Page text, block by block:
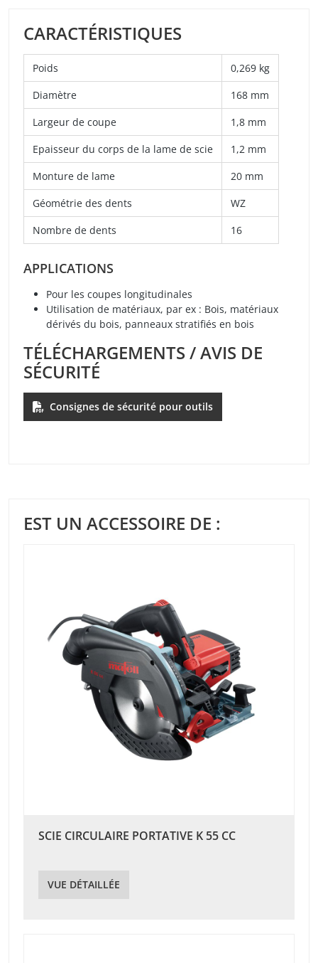
CARACTÉRISTIQUES
Poids
0,269 kg
Diamètre
168 mm
Largeur de coupe
1,8 mm
Epaisseur du corps de la lame de scie
1,2 mm
Monture de lame
20 mm
Géométrie des dents
WZ
Nombre de dents
16
APPLICATIONS
Pour les coupes longitudinales
Utilisation de matériaux, par ex : Bois, matériaux
dérivés du bois, panneaux stratifiés en bois
TÉLÉCHARGEMENTS / AVIS DE
SÉCURITÉ
Consignes de sécurité pour outils
EST UN ACCESSOIRE DE :
SCIE CIRCULAIRE PORTATIVE K 55 CC
VUE DÉTAILLÉE